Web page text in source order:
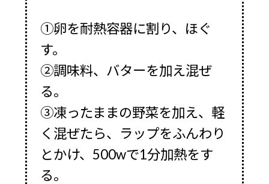
①卵を耐熱容器に割り、ほぐ
す。
②調味料、バターを加え混ぜ
る。
③凍ったままの野菜を加え、軽
く混ぜたら、ラップをふんわり
とかけ、500wで1分加熱をす
る。